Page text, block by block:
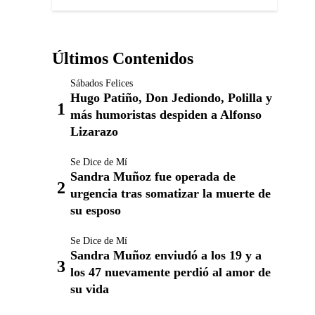
Últimos Contenidos
Sábados Felices
Hugo Patiño, Don Jediondo, Polilla y
más humoristas despiden a Alfonso
Lizarazo
Se Dice de Mí
Sandra Muñoz fue operada de
urgencia tras somatizar la muerte de
su esposo
Se Dice de Mí
Sandra Muñoz enviudó a los 19 y a
los 47 nuevamente perdió al amor de
su vida